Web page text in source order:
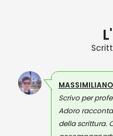
Scrivo per
Adoro
della scrittura.